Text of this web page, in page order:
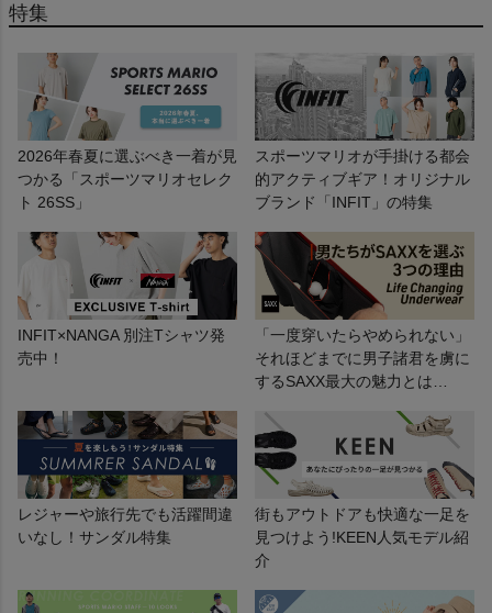
特集
2026年春夏に選ぶべき一着が見
つかる「スポーツマリオセレク
ト 26SS」
スポーツマリオが手掛ける都会
的アクティブギア！オリジナル
ブランド「INFIT」の特集
INFIT×NANGA 別注Tシャツ発
売中！
「一度穿いたらやめられない」
それほどまでに男子諸君を虜に
するSAXX最大の魅力とは…
レジャーや旅行先でも活躍間違
いなし！サンダル特集
街もアウトドアも快適な一足を
見つけよう!KEEN人気モデル紹
介